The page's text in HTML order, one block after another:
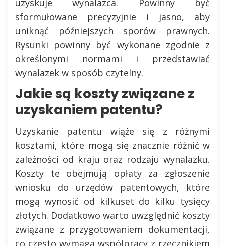
uzyskuje wynalazca. Powinny być
sformułowane precyzyjnie i jasno, aby
uniknąć późniejszych sporów prawnych.
Rysunki powinny być wykonane zgodnie z
określonymi normami i przedstawiać
wynalazek w sposób czytelny.
Jakie są koszty związane z
uzyskaniem patentu?
Uzyskanie patentu wiąże się z różnymi
kosztami, które mogą się znacznie różnić w
zależności od kraju oraz rodzaju wynalazku.
Koszty te obejmują opłaty za zgłoszenie
wniosku do urzędów patentowych, które
mogą wynosić od kilkuset do kilku tysięcy
złotych. Dodatkowo warto uwzględnić koszty
związane z przygotowaniem dokumentacji,
co często wymaga współpracy z rzecznikiem